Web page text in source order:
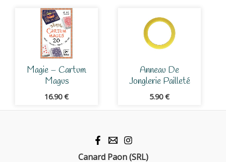
Magie – Cartum
Magus
16.90€
Anneau De
Jonglerie Pailleté
5.90€
Canard Paon (SRL)